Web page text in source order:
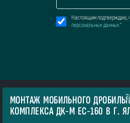
Настоящим подтверждаю,
персональных данных*
МОНТАЖ МОБИЛЬНОГО
КОМПЛЕКСА ДК-М ЕС-160 В Г.